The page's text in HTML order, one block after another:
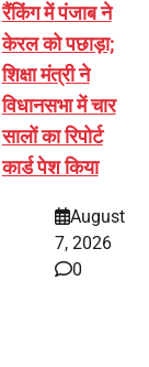
रैंकिंग में पंजाब ने
केरल को पछाड़ा;
शिक्षा मंत्री ने
विधानसभा में चार
सालों का रिपोर्ट
कार्ड पेश किया
August
7, 2026
0